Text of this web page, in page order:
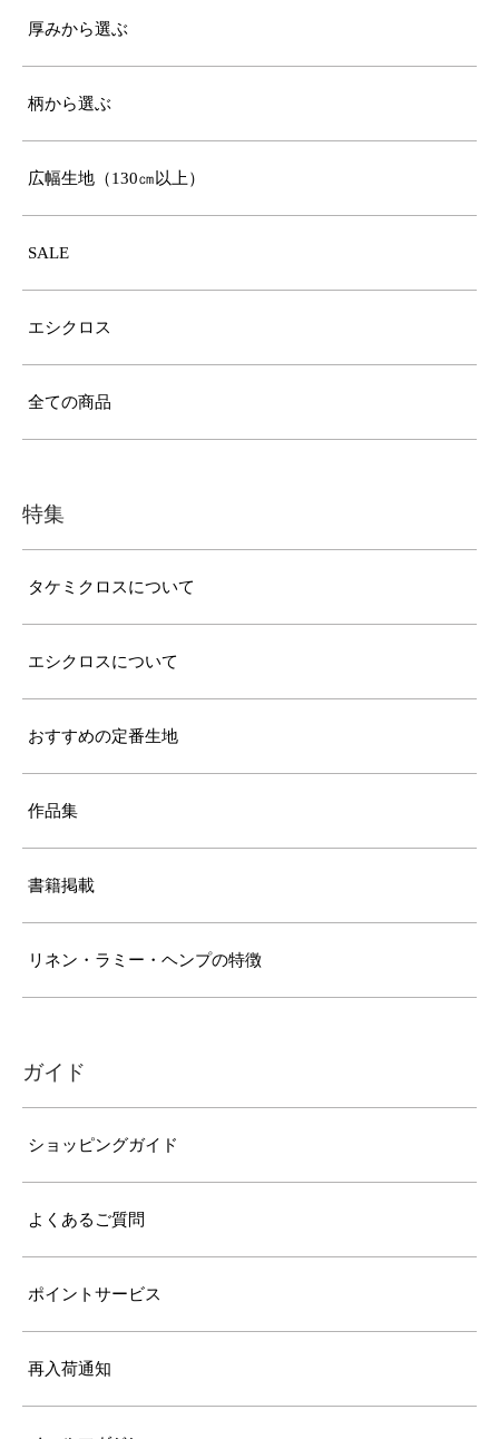
厚みから選ぶ
柄から選ぶ
広幅生地（130㎝以上）
SALE
エシクロス
全ての商品
特集
タケミクロスについて
エシクロスについて
おすすめの定番生地
作品集
書籍掲載
リネン・ラミー・ヘンプの特徴
ガイド
ショッピングガイド
よくあるご質問
ポイントサービス
再入荷通知